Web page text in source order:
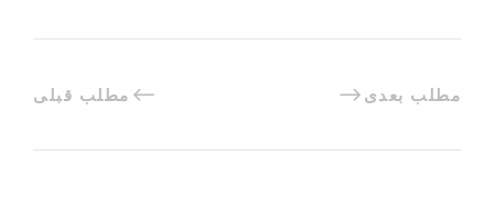
مطلب قبلی مطلب بعدی